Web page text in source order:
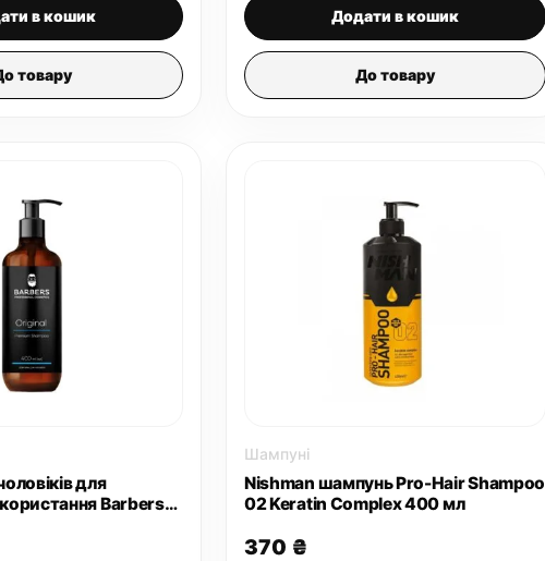
в кошик
товару
Додати в кошик
До товару
для
Barbers
Шампуні
Nishman шампунь Pro-Hair Shampoo
02 Keratin Complex 400 мл
370 ₴